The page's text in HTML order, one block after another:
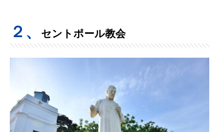
２、 セントポール教会